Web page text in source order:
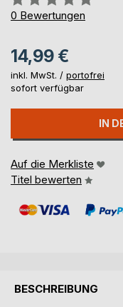
0%
0 Bewertungen
14,99 €
inkl. MwSt. / portofrei
sofort verfügbar
IN
Auf die Merkliste
Titel bewerten
BESCHREIBUNG